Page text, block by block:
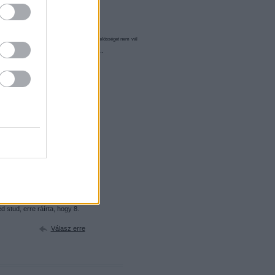
üzemeltetője semmilyen felelősséget nem vállal,
és azadatvédelmi tájékoztatóban
téglalapátló definiálható, és
hogy a 8mm pinel három
lehet átszámolni ha
stud, erre ráírta, hogy 8.
Válasz erre